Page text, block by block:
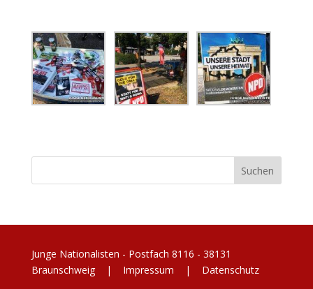
Junge Nationalisten - Postfach 8116 - 38131
Braunschweig | Impressum | Datenschutz